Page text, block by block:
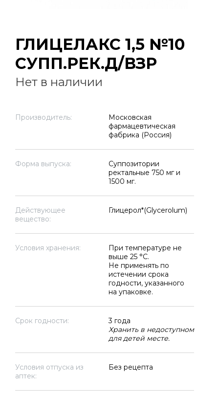
ГЛИЦЕЛАКС 1,5 №10
СУПП.РЕК.Д/ВЗР
Нет в наличии
Производитель:
Московская
фармацевтическая
фабрика (Россия)
Форма выпуска:
Суппозитории
ректальные 750 мг и
1500 мг.
Действующее
вещество:
Глицерол*(Glycerolum)
Условия хранения:
При температуре не
выше 25 °C.
Не применять по
истечении срока
годности, указанного
на упаковке.
Срок годности:
3 года
Хранить в недоступном
для детей месте.
Условия отпуска из
аптек:
Без рецепта